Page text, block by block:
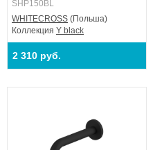
SHP150BL
WHITECROSS (Польша)
Коллекция Y black
2 310 руб.